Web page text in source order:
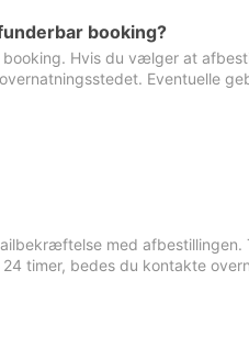
booking?
Hvis du vælger at
Eventuelle
med afbestillingen.
timer, bedes du kontakte